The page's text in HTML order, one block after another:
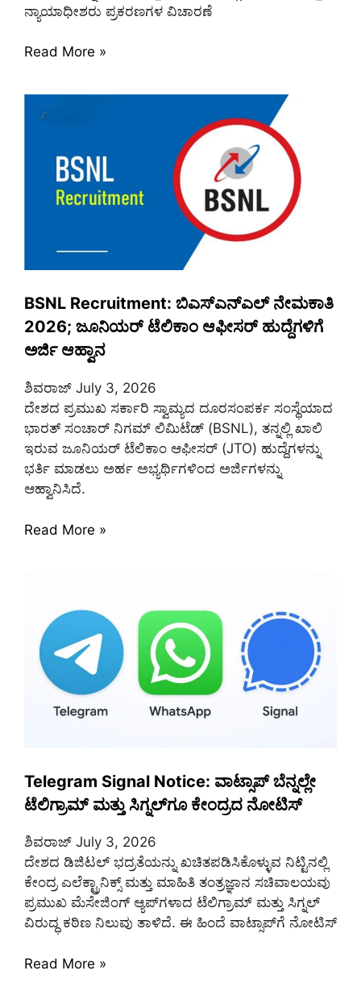
ನ್ಯಾಯಾಧೀಶರು ಪ್ರಕರಣಗಳ ವಿಚಾರಣೆ
Read More »
BSNL Recruitment: ಬಿಎಸ್‌ಎನ್‌ಎಲ್ ನೇಮಕಾತಿ
2026; ಜೂನಿಯರ್ ಟೆಲಿಕಾಂ ಆಫೀಸರ್ ಹುದ್ದೆಗಳಿಗೆ
ಅರ್ಜಿ ಆಹ್ವಾನ
ಶಿವರಾಜ್ July 3, 2026
ದೇಶದ ಪ್ರಮುಖ ಸರ್ಕಾರಿ ಸ್ವಾಮ್ಯದ ದೂರಸಂಪರ್ಕ ಸಂಸ್ಥೆಯಾದ
ಭಾರತ್ ಸಂಚಾರ್ ನಿಗಮ್ ಲಿಮಿಟೆಡ್ (BSNL), ತನ್ನಲ್ಲಿ ಖಾಲಿ
ಇರುವ ಜೂನಿಯರ್ ಟೆಲಿಕಾಂ ಆಫೀಸರ್ (JTO) ಹುದ್ದೆಗಳನ್ನು
ಭರ್ತಿ ಮಾಡಲು ಅರ್ಹ ಅಭ್ಯರ್ಥಿಗಳಿಂದ ಅರ್ಜಿಗಳನ್ನು
ಆಹ್ವಾನಿಸಿದೆ.
Read More »
Telegram Signal Notice: ವಾಟ್ಸಾಪ್ ಬೆನ್ನಲ್ಲೇ
ಟೆಲಿಗ್ರಾಮ್ ಮತ್ತು ಸಿಗ್ನಲ್‌ಗೂ ಕೇಂದ್ರದ ನೋಟಿಸ್
ಶಿವರಾಜ್ July 3, 2026
ದೇಶದ ಡಿಜಿಟಲ್ ಭದ್ರತೆಯನ್ನು ಖಚಿತಪಡಿಸಿಕೊಳ್ಳುವ ನಿಟ್ಟಿನಲ್ಲಿ
ಕೇಂದ್ರ ಎಲೆಕ್ಟ್ರಾನಿಕ್ಸ್ ಮತ್ತು ಮಾಹಿತಿ ತಂತ್ರಜ್ಞಾನ ಸಚಿವಾಲಯವು
ಪ್ರಮುಖ ಮೆಸೇಜಿಂಗ್ ಆ್ಯಪ್‌ಗಳಾದ ಟೆಲಿಗ್ರಾಮ್ ಮತ್ತು ಸಿಗ್ನಲ್
ವಿರುದ್ಧ ಕಠಿಣ ನಿಲುವು ತಾಳಿದೆ. ಈ ಹಿಂದೆ ವಾಟ್ಸಾಪ್‌ಗೆ ನೋಟಿಸ್
Read More »